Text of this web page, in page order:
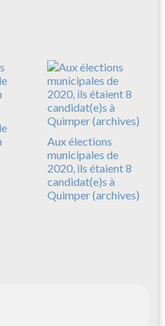
Aux élections
municipales de
2020, ils étaient 8
candidat(e)s à
Quimper (archives)